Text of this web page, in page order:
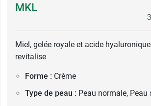
MKL
Miel, gelée royale et acide
revitalise
Forme : Crème
Type de peau : Peau normale, Peau